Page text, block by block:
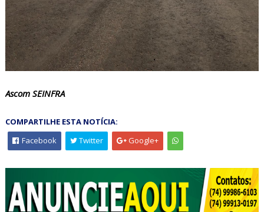
Ascom SEINFRA
COMPARTILHE ESTA NOTÍCIA:
Facebook
Twitter Google+